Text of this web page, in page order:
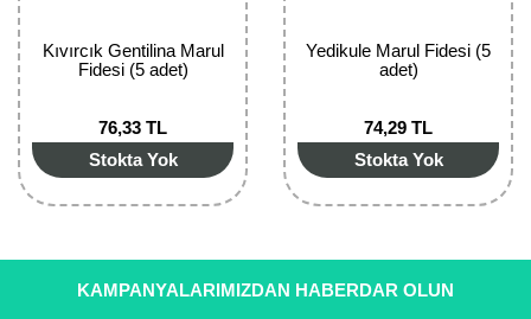
Kıvırcık Gentilina Marul
Fidesi (5 adet)
76,33 TL
Stokta Yok
Yedikule Marul Fidesi (5
adet)
74,29 TL
Stokta Yok
KAMPANYALARIMIZDAN HABERDAR OLUN
Muz Fidanı
Nar Fidanı
Narenciye Fidanları
Nektarin Fidanı